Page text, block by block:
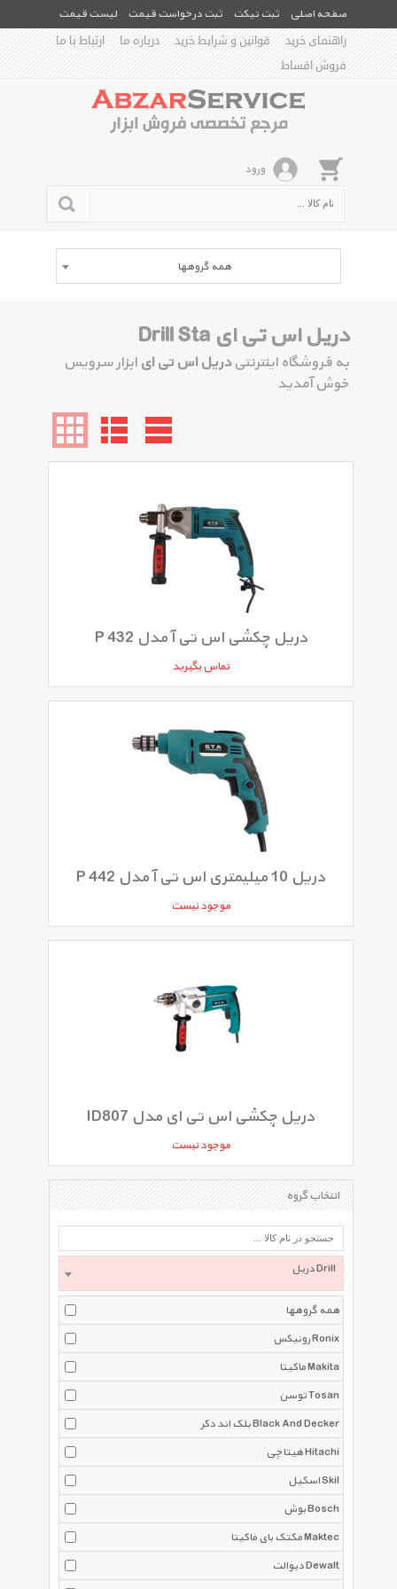
صفحه اصلی ثبت تیکت ثبت درخواست قیمت
لیست قیمت
راهنمای خرید
قوانین و شرایط خرید درباره ما
ارتباط با ما
فروش اقساط
ورود
همه گروهها
دریل اس تی ای Drill Sta
به فروشگاه اینترنتیدریل اس تی ای ابزار سرویس
خوش آمدید
دریل چکشی اس تی آ مدل P 432
تماس بگیرید
دریل 10 میلیمتری اس تی آ مدل P 442
موجود نیست
دریل چکشی اس تی ای مدل ID807
موجود نیست
انتخاب گروه
دریل Drill
همه گروهها
رونیکس Ronix
ماکیتا Makita
توسن Tosan
بلک اند دکر Black And Decker
هیتاچی Hitachi
اسکیل Skil
بوش Bosch
مکتک بای ماکیتا Maktec
دیوالت Dewalt